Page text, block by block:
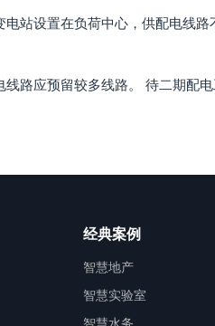
电站设置在负荷中心，供配电线
线路应预留较多线路。 待二期配
经典案例
智慧地产
智慧实验室